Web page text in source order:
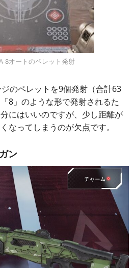
8オートのペレット発射
のペレットを9個発射（合計63
8」のような形で発射されるた
にはいいのですが、少し距離が
なってしまうのが欠点です。
ン